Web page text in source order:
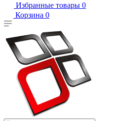
Избранные товары 0
Корзина 0